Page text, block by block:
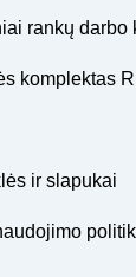
rankų darbo
komplektas
ir slapukai